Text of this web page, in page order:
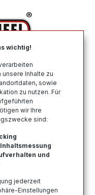
55 R18
TR259
wichtig!
Inhalte zu
sowie
zu nutzen. Für
wir Ihre
sind:
und
jederzeit
Einstellungen